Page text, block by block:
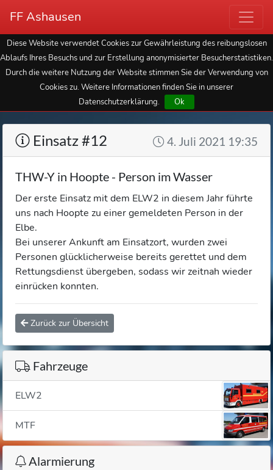
FF Ashausen
Diese Website verwendet Cookies zur Gewährleistung des reibungslosen
Ablaufs Ihres Besuchs und zur Erstellung anonymisierter Besucherstatistiken.
Durch die weitere Nutzung der Website stimmen Sie der Verwendung von
Cookies zu. Weitere Informationen finden Sie in unserer
Datenschutzerklärung.
Ok
Einsatz #12 4. Juli 2021 19:35
THW-Y in Hoopte - Person im Wasser
Der erste Einsatz mit dem ELW2 in diesem Jahr führte
uns nach Hoopte zu einer gemeldeten Person in der
Elbe.
Bei unserer Ankunft am Einsatzort, wurden zwei
Personen glücklicherweise bereits gerettet und dem
Rettungsdienst übergeben, sodass wir zeitnah wieder
einrücken konnten.
Zurück zur Übersicht
Fahrzeuge
ELW2
MTF
Alarmierung